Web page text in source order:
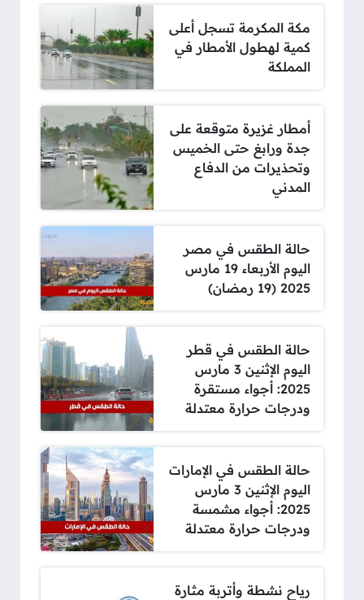
مكة المكرمة تسجل أعلى
كمية لهطول الأمطار في
المملكة
أمطار غزيرة متوقعة على
جدة ورابغ حتى الخميس
وتحذيرات من الدفاع
المدني
حالة الطقس في مصر
اليوم الأربعاء 19 مارس
2025 (19 رمضان)
حالة الطقس في قطر
اليوم الإثنين 3 مارس
2025: أجواء مستقرة
ودرجات حرارة معتدلة
حالة الطقس في الإمارات
اليوم الإثنين 3 مارس
2025: أجواء مشمسة
ودرجات حرارة معتدلة
رياح نشطة وأتربة مثارة